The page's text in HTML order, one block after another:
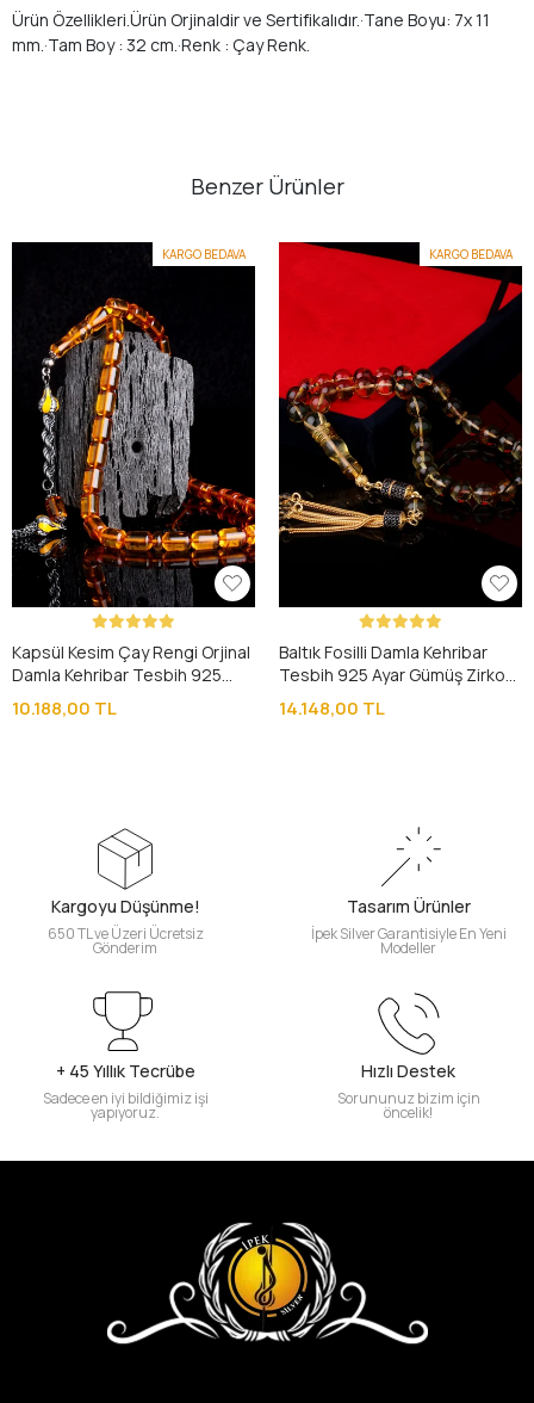
Ürün Özellikleri.Ürün Orjinaldir ve Sertifikalıdır.·Tane Boyu: 7x 11
mm.·Tam Boy : 32 cm.·Renk : Çay Renk.
Benzer Ürünler
KARGO BEDAVA
Kapsül Kesim Çay Rengi Orjinal
Damla Kehribar Tesbih 925
Ayar Gümüş Püsküllü
10.188,00 TL
KARGO BEDAVA
Baltık Fosilli Damla Kehribar
Tesbih 925 Ayar Gümüş Zirkon
Taşlı Püsküllü
14.148,00 TL
Kargoyu Düşünme!
650 TL ve Üzeri Ücretsiz
Gönderim
Tasarım Ürünler
İpek Silver Garantisiyle En Yeni
Modeller
+ 45 Yıllık Tecrübe
Sadece en iyi bildiğimiz işi
yapıyoruz.
Hızlı Destek
Sorununuz bizim için
öncelik!